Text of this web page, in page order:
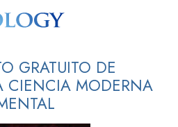
GRATUITO DE
CIENCIA MODERNA